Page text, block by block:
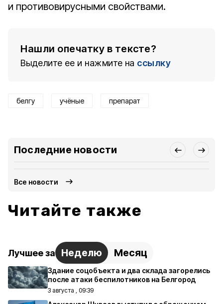
и противовирусными свойствами.
Нашли опечатку в тексте?
Выделите ее и нажмите на ссылку
белгу учёные препарат
Последние новости
Все новости
Читайте также
Лучшее за Неделю Месяц
Здание соцобъекта и два склада загорелись
после атаки беспилотников на Белгород
3 августа , 09:39